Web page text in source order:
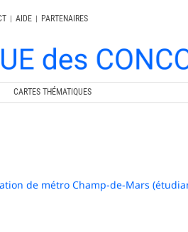
| AIDE |
PARTENAIRES
CARTES THÉMATIQUES
de métro Champ-de-Mars